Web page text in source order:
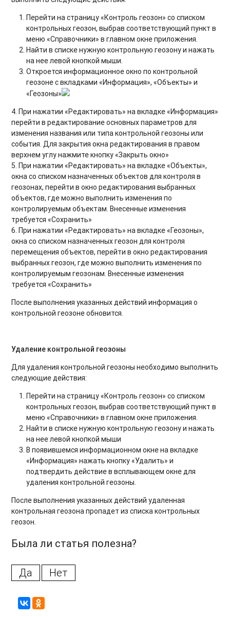
Перейти на страницу «Контроль геозон» со списком
контрольных геозон, выбрав соответствующий пункт в
меню «Справочники» в главном окне приложения.
Найти в списке нужную контрольную геозону и нажать
на нее левой кнопкой мыши.
Откроется информационное окно по контрольной
геозоне с вкладками «Информация», «Объекты» и
«Геозоны»
4. При нажатии «Редактировать» на вкладке «Информация»
перейти в редактирование основных параметров для
изменения названия или типа контрольной геозоны или
события. Для закрытия окна редактирования в правом
верхнем углу нажмите кнопку «Закрыть окно»
5. При нажатии «Редактировать» на вкладке «Объекты»,
окна со списком назначенных объектов для контроля в
геозонах, перейти в окно редактирования выбранных
объектов, где можно выполнить изменения по
контролируемым объектам. Внесенные изменения
требуется «Сохранить»
6. При нажатии «Редактировать» на вкладке «Геозоны»,
окна со списком назначенных геозон для контроля
перемещения объектов, перейти в окно редактирования
выбранных геозон, где можно выполнить изменения по
контролируемым геозонам. Внесенные изменения
требуется «Сохранить»
После выполнения указанных действий информация о
контрольной геозоне обновится.
Удаление контрольной геозоны
Для удаления контрольной геозоны необходимо выполнить
следующие действия:
Перейти на страницу «Контроль геозон» со списком
контрольных геозон, выбрав соответствующий пункт в
меню «Справочники» в главном окне приложения.
Найти в списке нужную контрольную геозону и нажать
на нее левой кнопкой мыши
В появившемся информационном окне на вкладке
«Информация» нажать кнопку «Удалить» и
подтвердить действие в всплывающем окне для
удаления контрольной геозоны.
После выполнения указанных действий удаленная
контрольная геозона пропадет из списка контрольных
геозон.
Была ли статья полезна?
Да Нет